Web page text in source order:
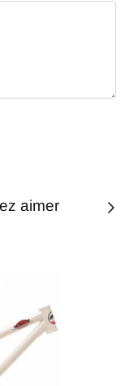
aimer